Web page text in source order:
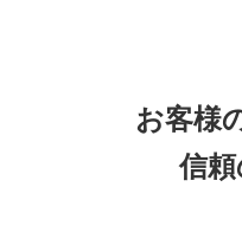
お客様
信